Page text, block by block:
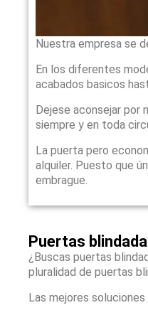
Nuestra empresa se
En los diferentes
acabados basicos
Dejese aconsejar por
siempre y en toda
La puerta pero
alquiler. Puesto que
embrague.
Puertas
¿Buscas puertas
pluralidad de puertas
Las mejores